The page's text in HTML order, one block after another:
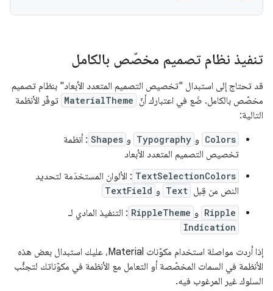
تنفيذ نظام تصميم مخصّص بالكامل
قد تحتاج إلى استبدال "تخصيص التصميم المتعدد الأبعاد" بنظام تصميم
مخصّص بالكامل. ضَع في اعتبارك أنّ MaterialTheme توفّر الأنظمة
التالية:
Colors و Typography و Shapes : أنظمة
تخصيص التصميم المتعدد الأبعاد
TextSelectionColors : الألوان المستخدَمة لتحديد
النص من قِبل Text و TextField
Ripple و RippleTheme : التنفيذ المادي لـ
Indication
إذا أردت مواصلة استخدام مكوّنات Material، عليك استبدال بعض هذه
الأنظمة في السمات المخصّصة أو التعامل مع الأنظمة في مكوّناتك لتجنُّب
السلوك غير المرغوب فيه.